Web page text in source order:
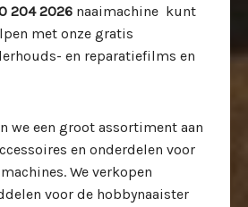
204 2026 naaimachine kunt
met onze gratis
en reparatiefilms en
we een groot assortiment aan
en onderdelen voor
We verkopen
voor de hobbynaaister